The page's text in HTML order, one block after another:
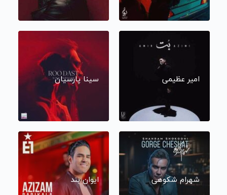
امیر عظیمی سینا پارسیان
شهرام شکوهی ایوان بند